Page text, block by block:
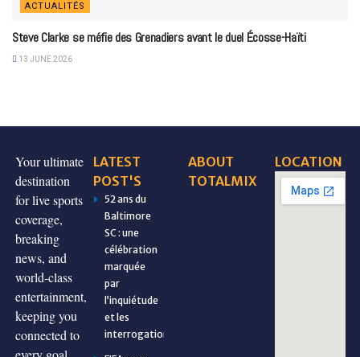
ACTUALITÉS
Steve Clarke se méfie des Grenadiers avant le duel Écosse-Haïti
13 JUNE 2026
Your ultimate
destination
for live sports
coverage,
breaking
news, and
world-class
entertainment,
keeping you
connected to
LATEST
POST'S
52 ans du
Baltimore
SC : une
célébration
marquée
par
l’inquiétude
et les
interrogations
ABOUT
TOTALMIX
LOCATION